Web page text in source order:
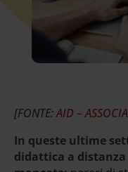
[FONTE:AID –
In queste ultime
didattica a